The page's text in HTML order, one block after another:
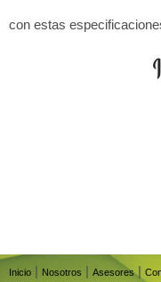
con estas
Inicio | Nosotros | Asesores|